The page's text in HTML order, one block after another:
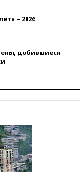
– 2026
добившиеся